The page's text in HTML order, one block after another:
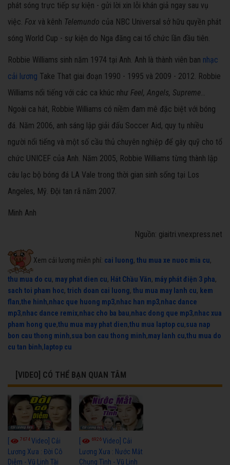
phát sóng trực tiếp sự kiện - gửi lời xin lỗi khán giả ngay sau vụ
việc. Fox và kênh Telemundo của NBC Universal sở hữu quyền phát
sóng World Cup - sự kiện do Nga đăng cai tổ chức lần đầu tiên.
Robbie Williams sinh năm 1974 tại Anh. Anh là thành viên ban nhạc
cải lương Take That giai đoạn 1990 - 1995 và 2009 - 2012. Robbie
Williams nổi tiếng với các ca khúc như Feel, Angels, Supreme...
Ngoài ca hát, Robbie Williams có niềm đam mê đặc biệt với bóng
đá. Năm 2006, anh sáng lập giải đấu Soccer Aid, quy tụ nhiều
người nổi tiếng và một số cầu thủ chuyên nghiệp để gây quỹ cho tổ
chức UNICEF của Anh. Năm 2005, Robbie Williams từng thành lập
câu lạc bộ bóng đá LA Vale trong thời gian sinh sống tại Los
Angeles, Mỹ. Đội tan rã năm 2007.
Minh Anh
Nguồn: giaitri.vnexpress.net
Xem cải lương miễn phí: cai luong, thu mua xe nuoc mia cu,
thu mua do cu, may phat dien cu, Hát Chầu Văn, máy phát điện 3 pha,
sach toi pham hoc, trich doan cai luong, thu mua may lanh cu, kem
flan,the hinh,nhac que huong mp3,nhac han mp3,nhac dance
mp3,nhac dance remix,nhac cho ba bau,nhac dong que mp3,nhac xua
pham hong que,thu mua may phat dien,thu mua laptop cu,sua nap
bon cau thong minh,sua bon cau thong minh,may lanh cu,thu mua do
cu tan binh, laptop cu
[VIDEO] CÓ THỂ BẠN QUAN TÂM
7674Video] Cải
Lương Xưa : Đời Cô
Diễm - Vũ Linh Tài
6926Video] Cải
Lương Xưa : Nước Mắt
Chung Tình - Vũ Linh